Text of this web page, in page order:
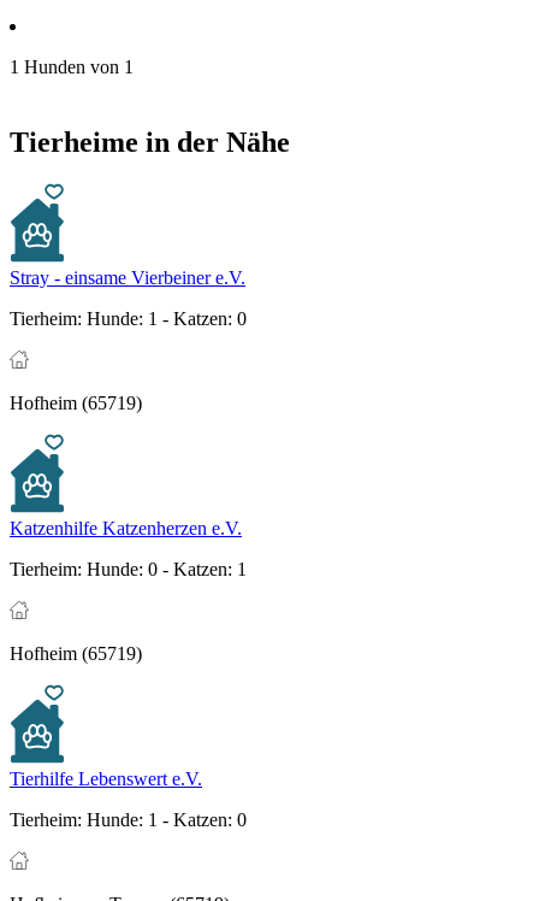
1 Hunden von 1
Tierheime in der Nähe
Stray - einsame Vierbeiner e.V.
Tierheim: Hunde: 1 - Katzen: 0
Hofheim (65719)
Katzenhilfe Katzenherzen e.V.
Tierheim: Hunde: 0 - Katzen: 1
Hofheim (65719)
Tierhilfe Lebenswert e.V.
Tierheim: Hunde: 1 - Katzen: 0